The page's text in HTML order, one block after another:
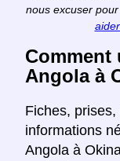
nous excuser
Angola à
Fiches,
informations
Angola à